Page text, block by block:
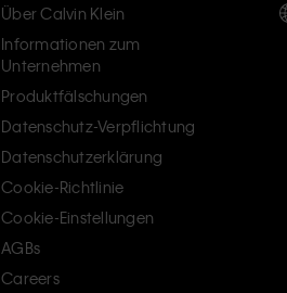
Über Calvin Klein
Informationen zum
Unternehmen
Produktfälschungen
Datenschutz-Verpflichtung
Datenschutzerklärung
Cookie-Richtlinie
Cookie-Einstellungen
AGBs
Careers